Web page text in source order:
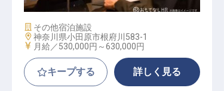
施設業態
その他宿泊施設
勤務地
神奈川県小田原市根府川583-1
給与
月給／530,000円～630,000円
キープする 詳しく見る